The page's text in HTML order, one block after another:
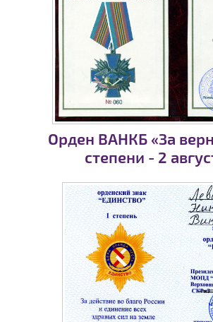
Орден ВАНКБ «За
степени - 2